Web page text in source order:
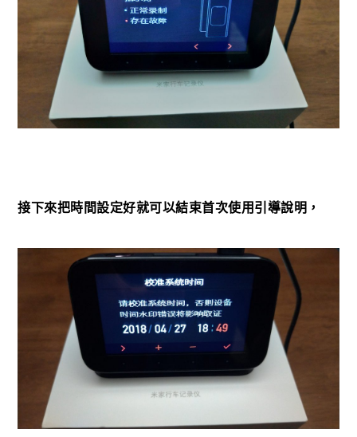
接下來把時間設定好就可以結束首次使用引導說明，